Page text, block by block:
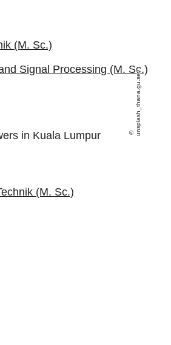
(M. Sc.)
Signal Processing (M. Sc.)
unsplash_thana.gu.sev
(M. Sc.)